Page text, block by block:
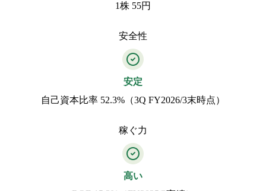
1株 55円
安全性
安定
自己資本比率 52.3%（3Q FY2026/3末時点）
稼ぐ力
高い